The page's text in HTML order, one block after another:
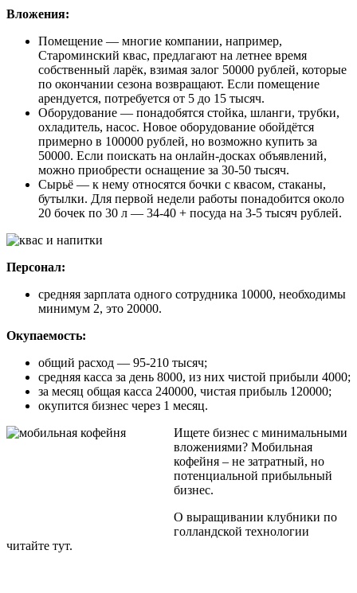
Вложения:
Помещение — многие компании, например,
Староминский квас, предлагают на летнее время
собственный ларёк, взимая залог 50000 рублей, которые
по окончании сезона возвращают. Если помещение
арендуется, потребуется от 5 до 15 тысяч.
Оборудование — понадобятся стойка, шланги, трубки,
охладитель, насос. Новое оборудование обойдётся
примерно в 100000 рублей, но возможно купить за
50000. Если поискать на онлайн-досках объявлений,
можно приобрести оснащение за 30-50 тысяч.
Сырьё — к нему относятся бочки с квасом, стаканы,
бутылки. Для первой недели работы понадобится около
20 бочек по 30 л — 34-40 + посуда на 3-5 тысяч рублей.
Персонал:
средняя зарплата одного сотрудника 10000, необходимы
минимум 2, это 20000.
Окупаемость:
общий расход — 95-210 тысяч;
средняя касса за день 8000, из них чистой прибыли 4000;
за месяц общая касса 240000, чистая прибыль 120000;
окупится бизнес через 1 месяц.
Ищете бизнес с минимальными
вложениями? Мобильная
кофейня – не затратный, но
потенциальной прибыльный
бизнес.
О выращивании клубники по
голландской технологии
читайте тут.